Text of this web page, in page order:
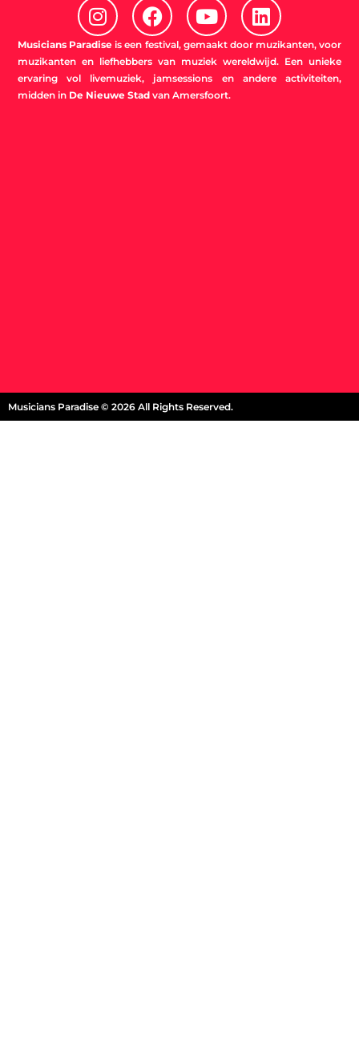
I
n
s
t
a
g
F
a
c
e
b
o
Y
o
u
t
u
b
L
i
n
k
e
Musicians Paradise is een festival, gemaakt door muzikanten, voor
muzikanten en liefhebbers van muziek wereldwijd. Een unieke
ervaring vol livemuziek, jamsessions en andere activiteiten,
midden in De Nieuwe Stadvan Amersfoort.
Musicians Paradise © 2026 All Rights Reserved.